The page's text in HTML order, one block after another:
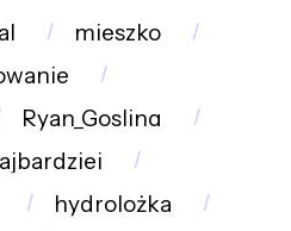
mieszko
Ryan_Gosling
hydrolożka